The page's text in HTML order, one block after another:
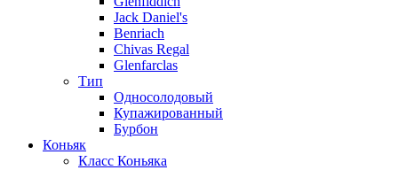
Jack Daniel's
Benriach
Chivas Regal
Glenfarclas
Тип
Односолодовый
Купажированный
Бурбон
Коньяк
Класс Коньяка